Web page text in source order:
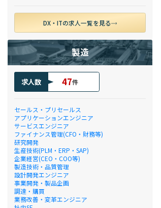
DX・ITの求人一覧を見る
製造
求人数 47件
セールス・プリセールス
アプリケーションエンジニア
サービスエンジニア
ファイナンス管理(CFO・財務等)
研究開発
生産技術(PLM・ERP・SAP)
企業経営(CEO・COO等)
製造技術・品質管理
設計開発エンジニア
事業開発・製品企画
調達・購買
業務改善・変革エンジニア